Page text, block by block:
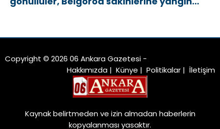
Copyright © 2026 06 Ankara Gazetesi -
Hakkımızda | Künye | Politikalar | İletişim
Kaynak belirtmeden ve izin almadan haberlerin
kopyalanması yasaktır.